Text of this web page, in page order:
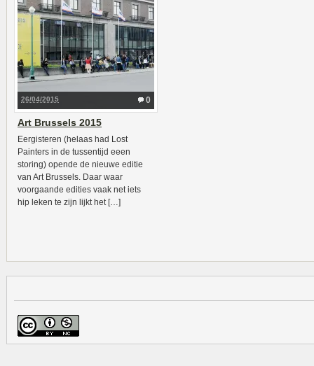
0
26/04/2015
Art Brussels 2015
Eergisteren (helaas had Lost
Painters in de tussentijd eeen
storing) opende de nieuwe editie
van Art Brussels. Daar waar
voorgaande edities vaak net iets
hip leken te zijn lijkt het […]